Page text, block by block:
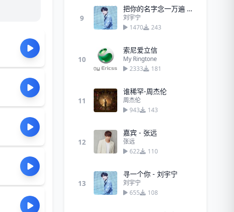
9
把你的名字念一万遍 - 刘宇宁
刘宇宁
1470
243
10
索尼爱立信
My Ringtone
2333
181
11
谁稀罕-周杰伦
周杰伦
943
143
12
嘉宾 - 张远
张远
622
110
13
寻一个你 - 刘宇宁
刘宇宁
655
108